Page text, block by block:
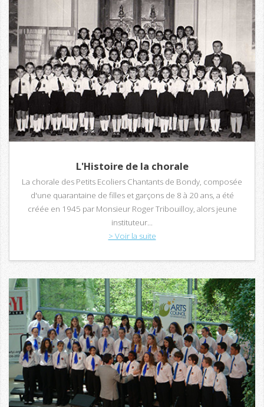
L'Histoire de la chorale
La chorale des Petits Ecoliers Chantants de Bondy, composée
d'une quarantaine de filles et garçons de 8 à 20 ans, a été
créée en 1945 par Monsieur Roger Tribouilloy, alors jeune
instituteur...
> Voir la suite